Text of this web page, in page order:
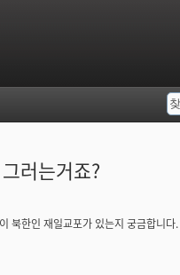
러는거죠?
북한인 재일교포가 있는지 궁금합니다.